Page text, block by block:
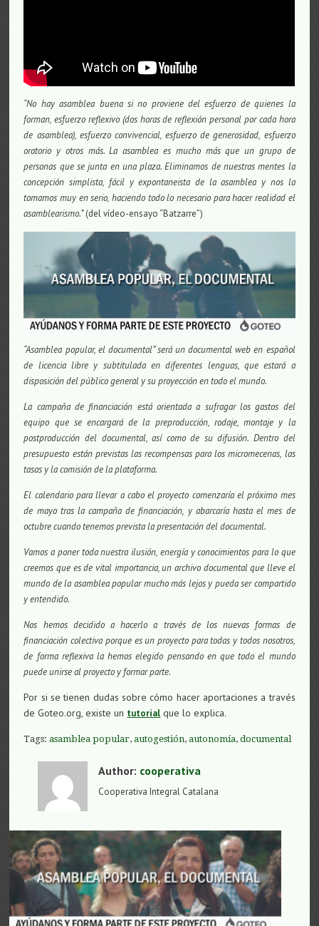
“No hay asamblea buena si no proviene del esfuerzo de quienes la
forman, esfuerzo reflexivo (dos horas de reflexión personal por cada hora
de asamblea), esfuerzo convivencial, esfuerzo de generosidad, esfuerzo
oratorio y otros más. La asamblea es mucho más que un grupo de
personas que se junta en una plaza. Eliminamos de nuestras mentes la
concepción simplista, fácil y expontaneista de la asamblea y nos la
tomamos muy en serio, haciendo todo lo necesario para hacer realidad el
asamblearismo.”(del vídeo-ensayo “Batzarre”)
“Asamblea popular, el documental” será un documental web en español
de licencia libre y subtitulada en diferentes lenguas, que estará a
disposición del público general y su proyección en todo el mundo.
La campaña de financiación está orientada a sufragar los gastos del
equipo que se encargará de la preproducción, rodaje, montaje y la
postproducción del documental, así como de su difusión. Dentro del
presupuesto están previstas las recompensas para los micromecenas, las
tasas y la comisión de la plataforma.
El calendario para llevar a cabo el proyecto comenzaría el próximo mes
de mayo tras la campaña de financiación, y abarcaría hasta el mes de
octubre cuando tenemos prevista la presentación del documental.
Vamos a poner toda nuestra ilusión, energía y conocimientos para lo que
creemos que es de vital importancia, un archivo documental que lleve el
mundo de la asamblea popular mucho más lejos y pueda ser compartido
y entendido.
Nos hemos decidido a hacerlo a través de los nuevas formas de
financiación colectiva porque es un proyecto para todas y todos nosotros,
de forma reflexiva la hemos elegido pensando en que todo el mundo
puede unirse al proyecto y formar parte.
Por si se tienen dudas sobre cómo hacer aportaciones a través
de Goteo.org, existe un tutorial que lo explica.
Tags:asamblea popular,autogestión,autonomía,documental
Author: cooperativa
Cooperativa Integral Catalana